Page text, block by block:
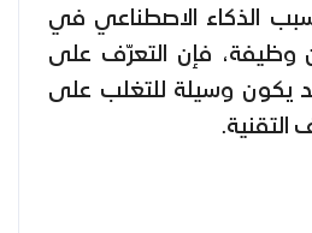
الذكاء الاصطناعي في
وظيفة، فإن التعرّف على
يكون وسيلة للتغلب على
التقنية.